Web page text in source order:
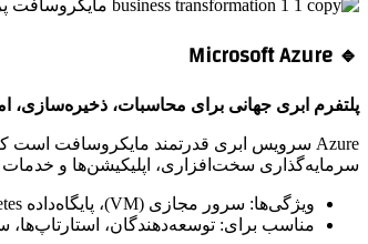
🔹 Microsoft Azure
پلتفرم ابری جهانی برای محاسبات،
سرمایه‌گذاری سخت‌افزاری، اپلیکیشن‌ها و خدمات
ویژگی‌ها: سرور مجازی (VM)، پایگاه‌داده SQL، Kubernetes، ماشین‌های یادگیر، بکاپ و بازیابی، امنیت چندلایه
مناسب برای: توسعه‌دهندگان، استارتاپ‌ها،